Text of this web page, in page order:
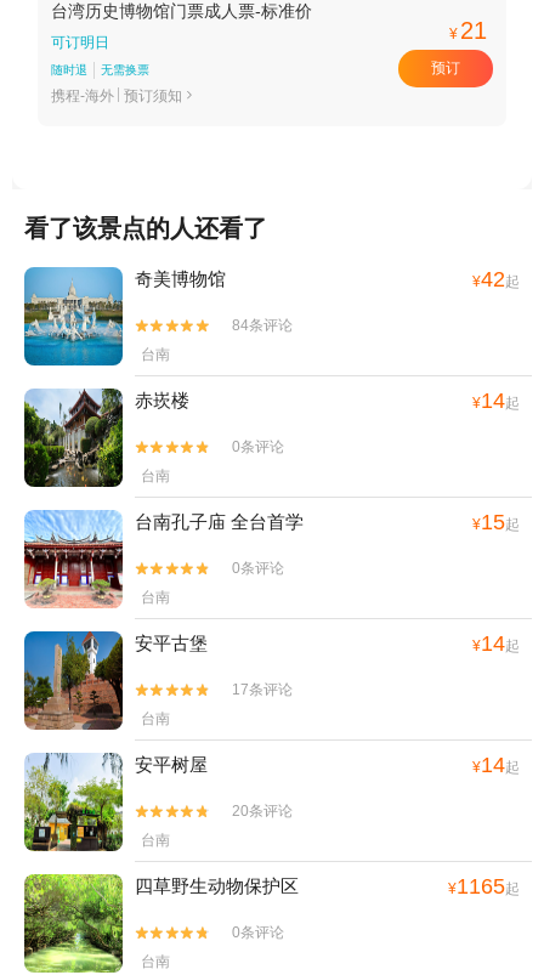
台湾历史博物馆门票成人票-标准价
可订明日
随时退 无需换票
携程-海外 预订须知 
¥ 21
预订
看了该景点的人还看了
奇美博物馆 ¥42起


84条评论
台南
赤崁楼 ¥14起


0条评论
台南
台南孔子庙 全台首学 ¥15起


0条评论
台南
安平古堡 ¥14起


17条评论
台南
安平树屋 ¥14起


20条评论
台南
四草野生动物保护区 ¥1165起


0条评论
台南